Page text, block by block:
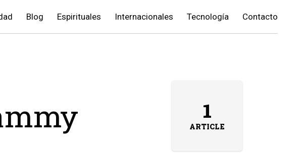
Blog Espirituales Internacionales Tecnología Contacto
1
ARTICLE